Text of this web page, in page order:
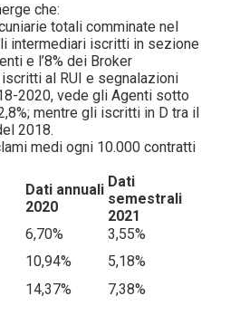
che:
totali comminate nel
intermediari iscritti in sezione
e l’8% dei Broker
al RUI e segnalazioni
2020, vede gli Agenti sotto
mentre gli iscritti in D tra il
2018.
medi ogni 10.000 contratti
Dati annuali
2020
Dati
semestrali
2021
6,70%
3,55%
10,94%
5,18%
14,37% 7,38%